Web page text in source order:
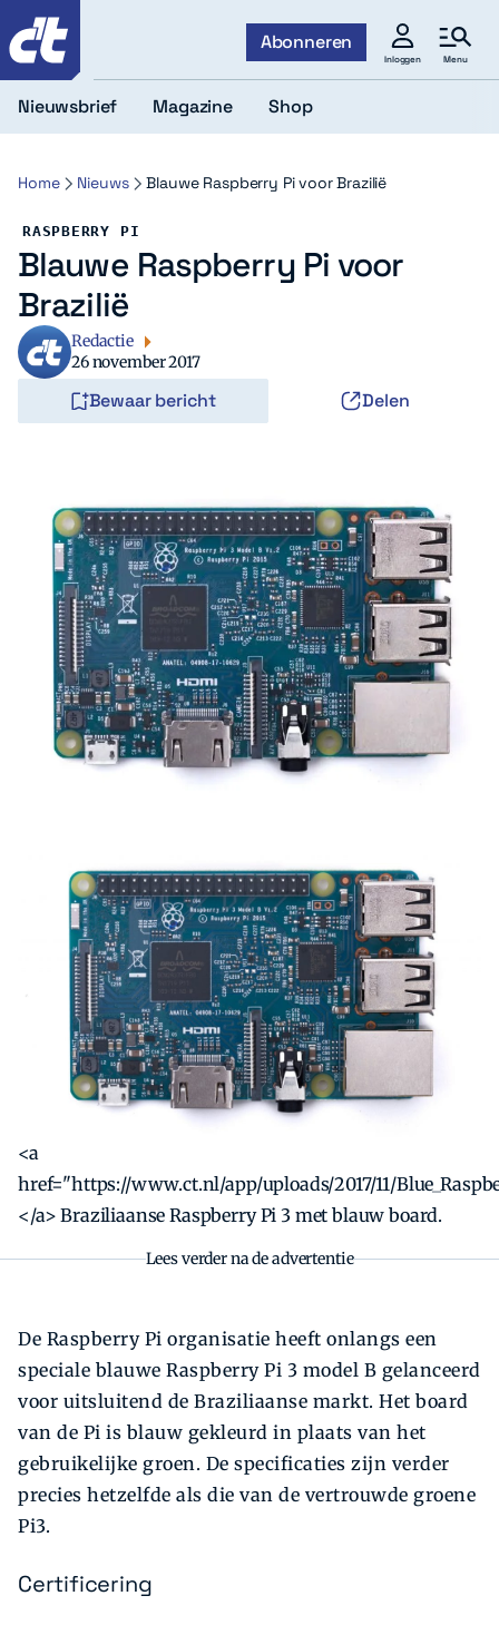
Abonneren
Inloggen Menu
Zoeken
Nieuwsbrief Magazine Shop
Home Nieuws Blauwe Raspberry Pi voor Brazilië
RASPBERRY PI
Blauwe Raspberry Pi voor
Brazilië
Redactie
26 november 2017
Bewaar bericht Delen
<a
href="https://www.ct.nl/app/uploads/2017/11/
</a> Braziliaanse Raspberry Pi 3 met blauw board.
Lees verder na de advertentie
De Raspberry Pi organisatie heeft onlangs een
speciale blauwe Raspberry Pi 3 model B gelanceerd
voor uitsluitend de Braziliaanse markt. Het board
van de Pi is blauw gekleurd in plaats van het
gebruikelijke groen. De specificaties zijn verder
precies hetzelfde als die van de vertrouwde groene
Pi3.
Certificering